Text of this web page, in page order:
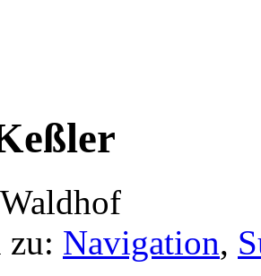
zu: Navigation,